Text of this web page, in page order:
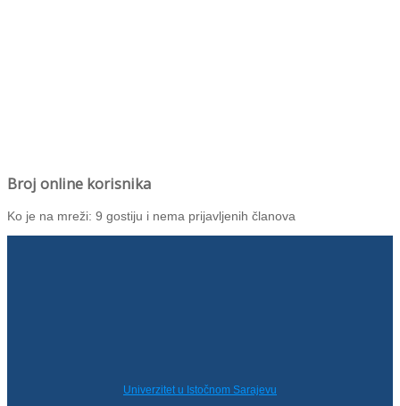
Broj online korisnika
Ko je na mreži: 9 gostiju i nema prijavljenih članova
Univerzitet u Istočnom Sarajevu